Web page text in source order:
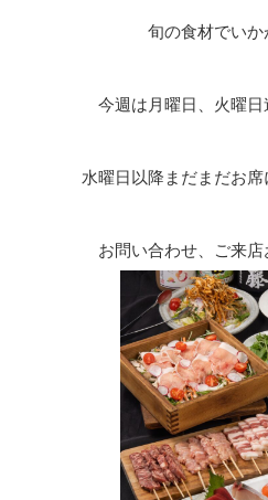
旬の食材でいか
今週は月曜日、火曜
水曜日以降まだまだお
お問い合わせ、ご来店